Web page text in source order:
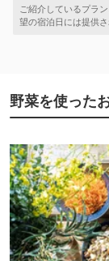
野菜を使った